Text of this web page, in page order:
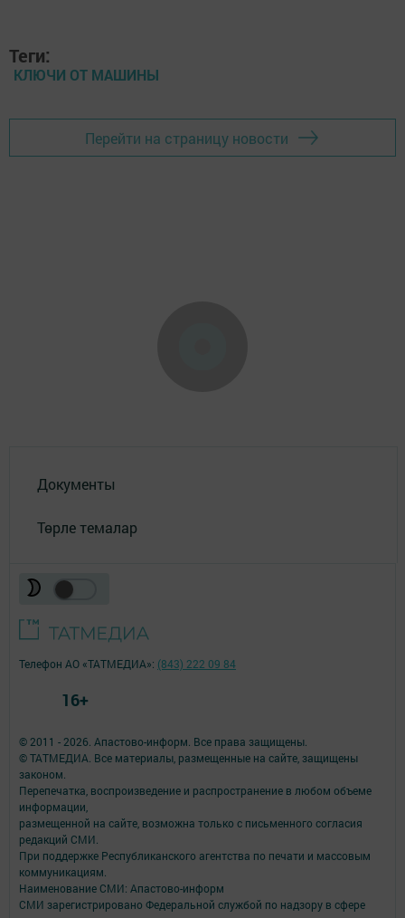
Теги:
КЛЮЧИ ОТ МАШИНЫ
Перейти на страницу новости
Документы
Төрле темалар
© 2011 - 2026. Апастово-информ. Все права защищены.
© ТАТМЕДИА. Все материалы, размещенные на сайте, защищены
законом.
Перепечатка, воспроизведение и распространение в любом объеме
информации,
размещенной на сайте, возможна только с письменного согласия
редакций СМИ.
При поддержке Республиканского агентства по печати и массовым
коммуникациям.
Наименование СМИ: Апастово-информ
СМИ зарегистрировано Федеральной службой по надзору в сфере
Телефон АО «ТАТМЕДИА»: (843) 222 09 84
16+